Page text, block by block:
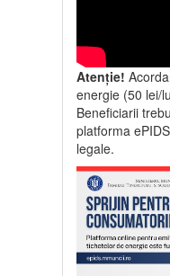
Atenție!
energie (50 lei/
Beneficiarii
platforma
legale.